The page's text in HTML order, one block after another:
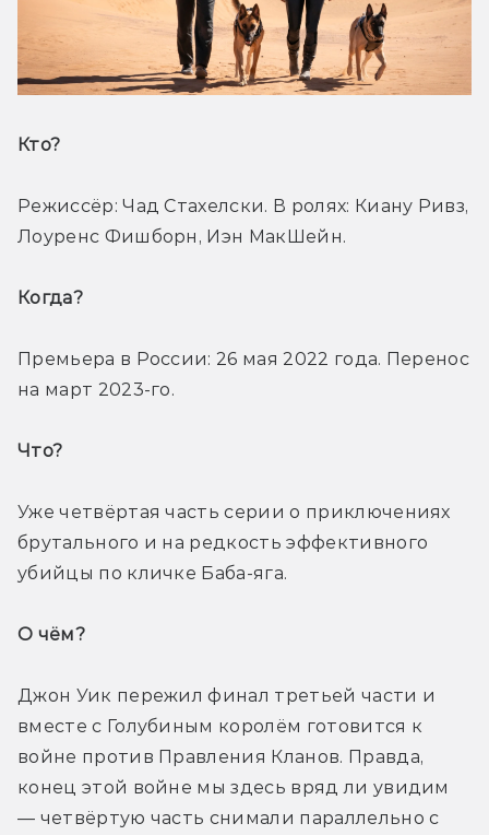
Кто?
Режиссёр: Чад Стахелски. В ролях: Киану Ривз,
Лоуренс Фишборн, Иэн МакШейн.
Когда?
Премьера в России: 26 мая 2022 года. Перенос
на март 2023-го.
Что?
Уже четвёртая часть серии о приключениях
брутального и на редкость эффективного
убийцы по кличке Баба-яга.
О чём?
Джон Уик пережил финал третьей части и
вместе с Голубиным королём готовится к
войне против Правления Кланов. Правда,
конец этой войне мы здесь вряд ли увидим
— четвёртую часть снимали параллельно с